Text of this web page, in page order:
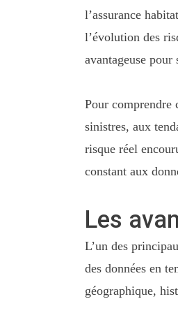
l’assurance
l’évolution des
avantageuse
Pour comprendre
sinistres, aux
risque réel
constant aux
Les
L’un des
des données en
géographique,